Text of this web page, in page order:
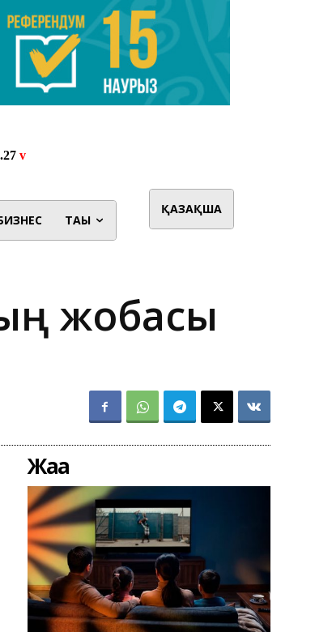
ТАҒЫ
ҚАЗАҚША
жобасы
Жаңа